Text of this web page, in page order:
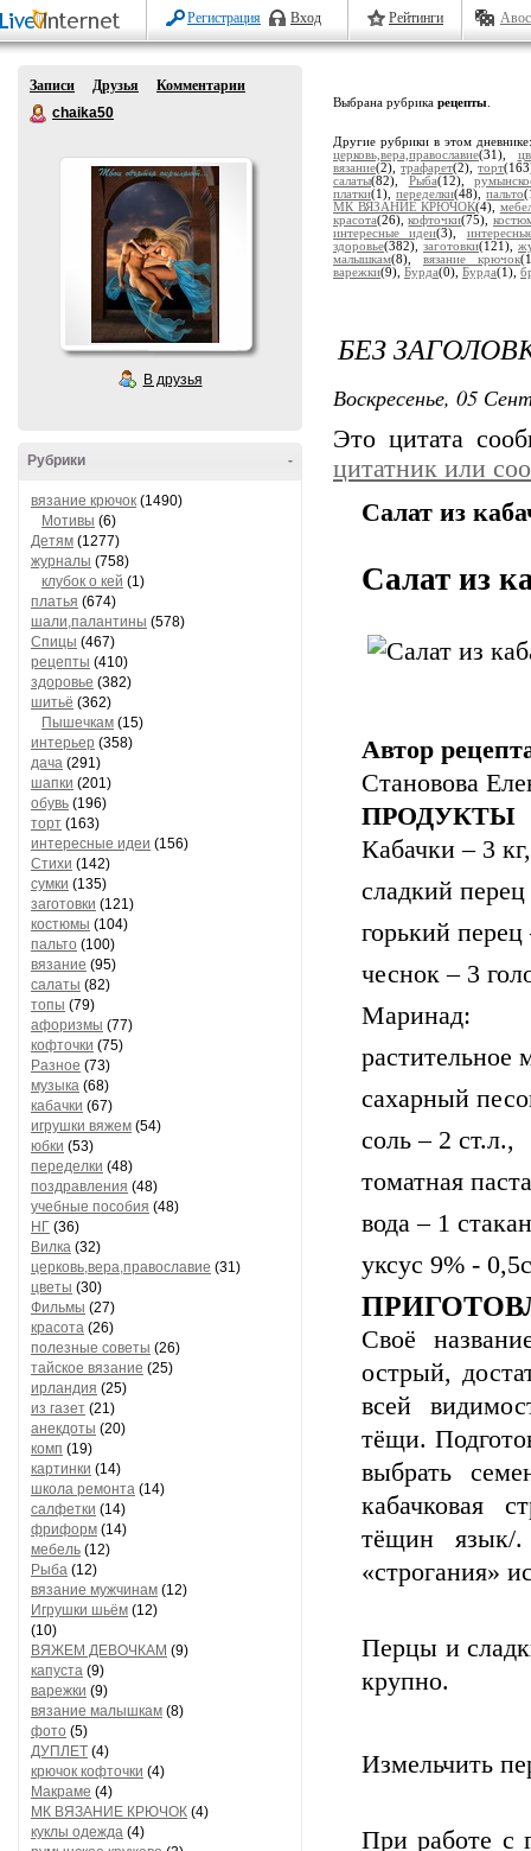
Регистрация Вход Рейтинги
Записи Друзья
Комментарии
chaika50
В друзья
-
Рубрики
вязание крючок (1490)
Мотивы (6)
Детям (1277)
журналы (758)
клубок о кей (1)
платья (674)
шали,палантины (578)
Спицы (467)
рецепты (410)
здоровье (382)
шитьё (362)
Пышечкам (15)
интерьер (358)
дача (291)
шапки (201)
обувь (196)
торт (163)
интересные идеи (156)
Стихи (142)
сумки (135)
заготовки (121)
костюмы (104)
пальто (100)
вязание (95)
салаты (82)
топы (79)
афоризмы (77)
кофточки (75)
Разное (73)
музыка (68)
кабачки (67)
игрушки вяжем (54)
юбки (53)
переделки (48)
поздравления (48)
учебные пособия (48)
НГ (36)
Вилка (32)
церковь,вера,православие (31)
цветы (30)
Фильмы (27)
красота (26)
полезные советы (26)
тайское вязание (25)
ирландия (25)
из газет (21)
анекдоты (20)
комп (19)
картинки (14)
школа ремонта (14)
салфетки (14)
фриформ (14)
мебель (12)
Рыба (12)
вязание мужчинам (12)
Игрушки шьём (12)
(10)
ВЯЖЕМ ДЕВОЧКАМ (9)
капуста (9)
варежки (9)
вязание малышкам (8)
фото (5)
ДУПЛЕТ (4)
крючок кофточки (4)
Макраме (4)
МК ВЯЗАНИЕ КРЮЧОК (4)
куклы одежда (4)
Выбрана рубрика рецепты
Другие рубрики в этом
церковь,вера,православие(31),
вязание(2),трафарет(2),торт
салаты(82), Рыба(12),
платки(1),переделки(48),пальто
МК ВЯЗАНИЕ КРЮЧОК(4),
красота(26),кофточки(75),
интересные идеи(3),
здоровье(382), заготовки(121),
малышкам(8), вязание крючок
варежки(9), Бурда(0), Бурда(1),
БЕЗ
Воскресенье, 05
Это цитата
цитатник или
Салат из
Салат из
Автор
Становова
ПРОДУКТЫ
Кабачки – 3 кг,
сладкий
горький
чеснок – 3
Маринад:
растительное
сахарный
соль – 2 ст.л.,
томатная
вода – 1
уксус 9% -
Своё
острый,
всей
тёщи.
выбрать
кабачковая
тёщин язык/
«строгания»
Перцы и
крупно.
Измельчить
При работе с